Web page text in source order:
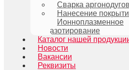
Сварка
Нанесение
Ионноплазменное
азотирование
Каталог нашей
Новости
Вакансии
Реквизиты